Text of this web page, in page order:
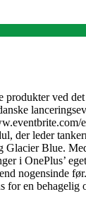
ved
der leder
Blue.
i OnePlus’
nogensinde
en behagelig